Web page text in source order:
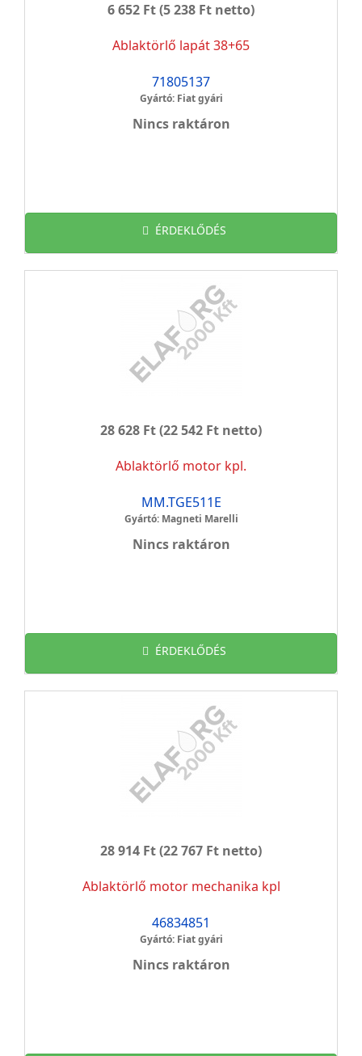
6 652 Ft(5 238 Ft netto)
Ablaktörlő lapát 38+65
71805137
Gyártó: Fiat gyári
Nincs raktáron
ÉRDEKLŐDÉS
28 628 Ft(22 542 Ft netto)
Ablaktörlő motor kpl.
MM.TGE511E
Gyártó: Magneti Marelli
Nincs raktáron
ÉRDEKLŐDÉS
28 914 Ft(22 767 Ft netto)
Ablaktörlő motor mechanika kpl
46834851
Gyártó: Fiat gyári
Nincs raktáron